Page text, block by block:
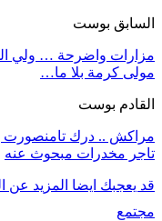
السابق بوست
مزارات واضرحة … ولي
مولى كرمة بلا ما…
القادم بوست
مراكش .. درك تامنصورت
تاجر مخدرات مبحوث عنه
قد يعجبك ايضا المزيد عن
مجتمع